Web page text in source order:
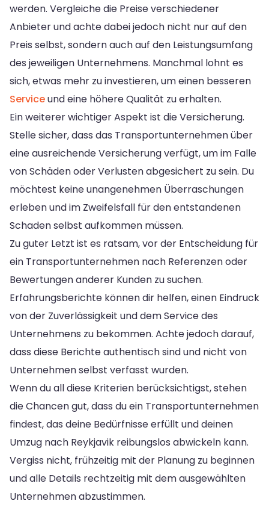
werden. Vergleiche die Preise verschiedener
Anbieter und achte dabei jedoch nicht nur auf den
Preis selbst, sondern auch auf den Leistungsumfang
des jeweiligen Unternehmens. Manchmal lohnt es
sich, etwas mehr zu investieren, um einen besseren
Serviceund eine höhere Qualität zu erhalten.
Ein weiterer wichtiger Aspekt ist die Versicherung.
Stelle sicher, dass das Transportunternehmen über
eine ausreichende Versicherung verfügt, um im Falle
von Schäden oder Verlusten abgesichert zu sein. Du
möchtest keine unangenehmen Überraschungen
erleben und im Zweifelsfall für den entstandenen
Schaden selbst aufkommen müssen.
Zu guter Letzt ist es ratsam, vor der Entscheidung für
ein Transportunternehmen nach Referenzen oder
Bewertungen anderer Kunden zu suchen.
Erfahrungsberichte können dir helfen, einen Eindruck
von der Zuverlässigkeit und dem Service des
Unternehmens zu bekommen. Achte jedoch darauf,
dass diese Berichte authentisch sind und nicht von
Unternehmen selbst verfasst wurden.
Wenn du all diese Kriterien berücksichtigst, stehen
die Chancen gut, dass du ein Transportunternehmen
findest, das deine Bedürfnisse erfüllt und deinen
Umzug nach Reykjavik reibungslos abwickeln kann.
Vergiss nicht, frühzeitig mit der Planung zu beginnen
und alle Details rechtzeitig mit dem ausgewählten
Unternehmen abzustimmen.